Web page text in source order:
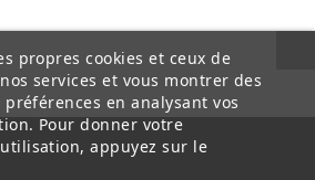
propres cookies et ceux de
services et vous montrer des
en analysant vos
Pour donner votre
appuyez sur le